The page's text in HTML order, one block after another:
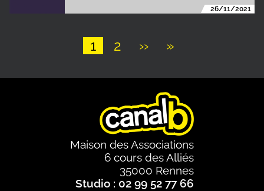
26/11/2021
Page
1 Page
2
Page
››
Dernière
»
Maison des Associations
6 cours des Alliés
35000 Rennes
Studio : 02 99 52 77 66